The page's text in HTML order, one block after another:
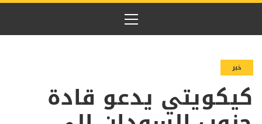
القائمة
الرئيسية
خبر
كيكويتي يدعو قادة